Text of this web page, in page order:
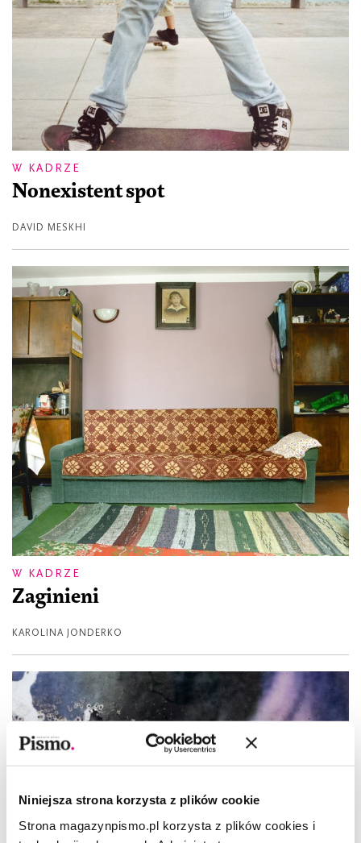
Niniejsza strona korzysta z plików cookie
Strona magazynpismo.pl korzysta z plików cookies i
W KADRZE
Nonexistent spot
DAVID MESKHI
W KADRZE
Zaginieni
KAROLINA JONDERKO